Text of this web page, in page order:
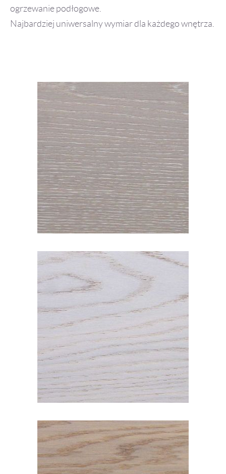
ogrzewanie podłogowe.
Najbardziej uniwersalny wymiar dla każdego wnętrza.